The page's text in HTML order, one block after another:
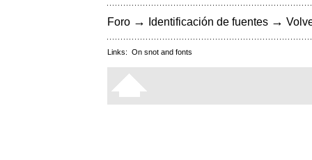
Foro → Identificación de fuentes →
Links: On snot and fonts